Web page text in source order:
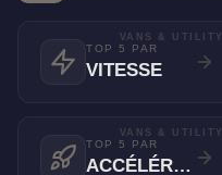
TOP 5 PAR
VITESSE
VANS & UTILITY
TOP 5 PAR
ACCÉLÉRATION
VANS & UTILITY